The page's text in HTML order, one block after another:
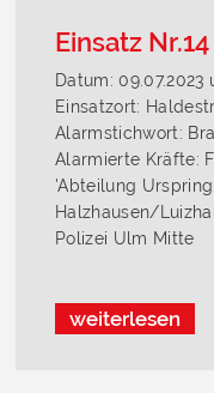
Einsatz Nr.14
Datum: 09.07.2023
Einsatzort:
Alarmstichwort:
Alarmierte Kräfte:
'Abteilung
Halzhausen/
Polizei Ulm Mitte
weiterlesen